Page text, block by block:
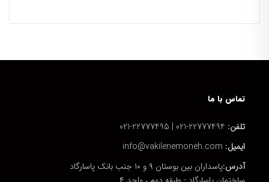
تماس با ما
تلفن:
ایمیل:
آدرس:پاسداران بین بوستان ۹ و ۱۰ جنب بانک پاسارگاد